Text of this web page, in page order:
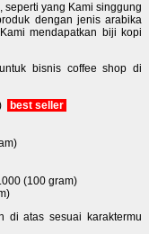
yang Kami singgung
dengan jenis arabika
mendapatkan biji kopi
bisnis coffee shop di
best seller
(100 gram)
di atas sesuai karaktermu